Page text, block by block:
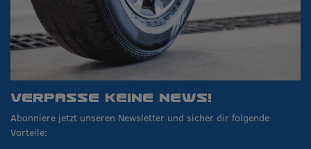
VERPASSE KEINE NEWS!
Abonniere jetzt unseren Newsletter und sicher dir folgende
Vorteile: